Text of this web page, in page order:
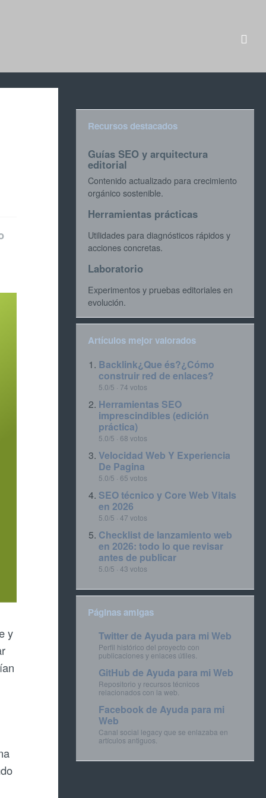
y
Recursos destacados
Guías SEO y arquitectura
editorial
Contenido actualizado para crecimiento
orgánico sostenible.
Herramientas prácticas
Utilidades para diagnósticos rápidos y
acciones concretas.
Laboratorio
Experimentos y pruebas editoriales en
evolución.
Artículos mejor valorados
Backlink¿Que és?¿Cómo
construir red de enlaces?
5.0/5 · 74 votos
Herramientas SEO
imprescindibles (edición
práctica)
5.0/5 · 68 votos
Velocidad Web Y Experiencia
De Pagina
5.0/5 · 65 votos
SEO técnico y Core Web Vitals
en 2026
5.0/5 · 47 votos
Checklist de lanzamiento web
en 2026: todo lo que revisar
antes de publicar
5.0/5 · 43 votos
Páginas amigas
Twitter de Ayuda para mi Web
Perfil histórico del proyecto con
publicaciones y enlaces útiles.
GitHub de Ayuda para mi Web
Repositorio y recursos técnicos
relacionados con la web.
Facebook de Ayuda para mi
Web
Canal social legacy que se enlazaba en
artículos antiguos.